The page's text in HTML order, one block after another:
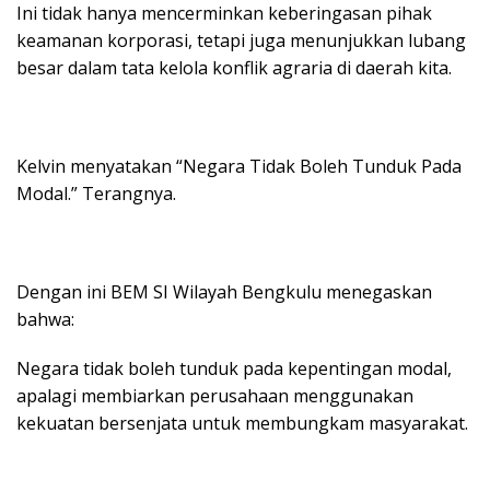
Ini tidak hanya mencerminkan keberingasan pihak
keamanan korporasi, tetapi juga menunjukkan lubang
besar dalam tata kelola konflik agraria di daerah kita.
Kelvin menyatakan “Negara Tidak Boleh Tunduk Pada
Modal.” Terangnya.
Dengan ini BEM SI Wilayah Bengkulu menegaskan
bahwa:
Negara tidak boleh tunduk pada kepentingan modal,
apalagi membiarkan perusahaan menggunakan
kekuatan bersenjata untuk membungkam masyarakat.